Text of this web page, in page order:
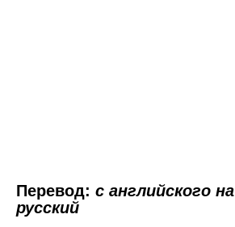
Перевод: с английского на
русский